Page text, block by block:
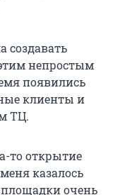
создавать
непростым
появились
клиенты и
ТЦ.
то открытие
казалось
очень